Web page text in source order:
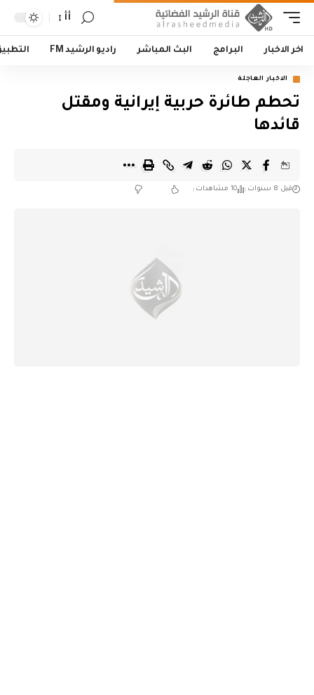
أأ
اخر الاخبار البرامج البث المباشر راديو الرشيد FM
الاخبار العاجلة
تحطم طائرة حربية إيرانية ومقتل
قائدها
قبل 8 سنوات 10 مشاهدات